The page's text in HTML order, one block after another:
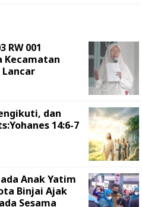
RW 001
Kecamatan
dan
14:6-7
Anak Yatim
Binjai Ajak
Sesama